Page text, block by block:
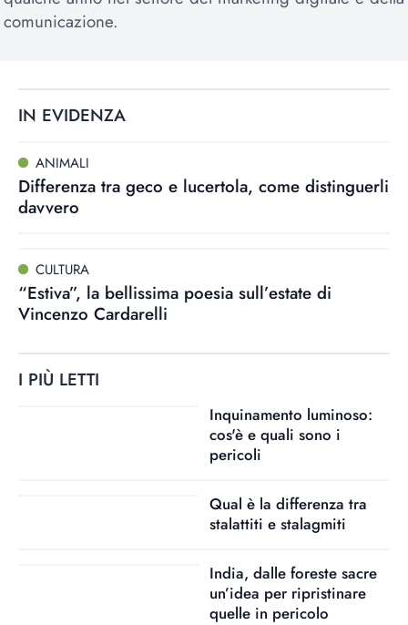
comunicazione.
IN EVIDENZA
ANIMALI
Differenza tra geco e lucertola, come distinguerli
davvero
CULTURA
“Estiva”, la bellissima poesia sull’estate di
Vincenzo Cardarelli
I PIÙ LETTI
Inquinamento luminoso:
cos'è e quali sono i
pericoli
Qual è la differenza tra
stalattiti e stalagmiti
India, dalle foreste sacre
un’idea per ripristinare
quelle in pericolo